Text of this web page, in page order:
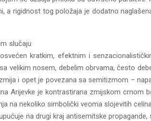
a rigidnost tog položaja je dodatno
slučaju
kratkim, efektnim i
velikim nosem, debelim obrvama, često
i opet je povezana sa semitizmom –
Arijevke je kontrastirana zmijskom crnom
na nekoliko simbolički veoma slojevitih
na drugi kraj antisemitske propagande,